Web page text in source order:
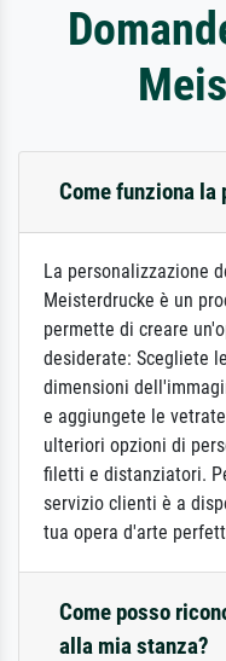
Come funziona la
La personalizzazione
Meisterdrucke è un
permette di creare
desiderate: Scegliete
dimensioni
e aggiungete le
ulteriori opzioni di
filetti e distanziatori.
servizio clienti è a
tua opera d'arte
Come posso
alla mia stanza?